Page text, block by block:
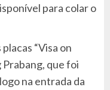
para colar o
“Visa on
que foi
na entrada da